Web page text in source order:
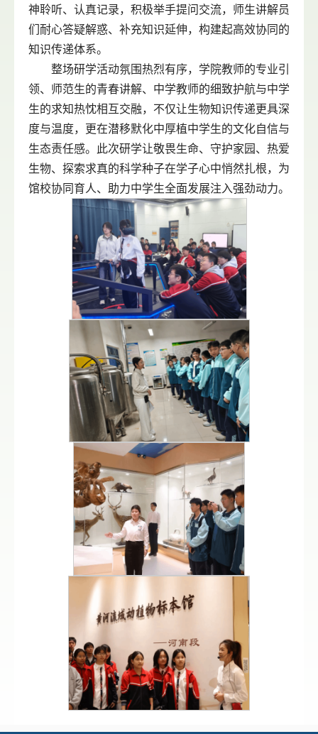
神聆听、认真记录，积极举手提问交流，师生讲解员
们耐心答疑解惑、补充知识延伸，构建起高效协同的
知识传递体系。
整场研学活动氛围热烈有序，学院教师的专业引
领、师范生的青春讲解、中学教师的细致护航与中学
生的求知热忱相互交融，不仅让生物知识传递更具深
度与温度，更在潜移默化中厚植中学生的文化自信与
生态责任感。此次研学让敬畏生命、守护家园、热爱
生物、探索求真的科学种子在学子心中悄然扎根，为
馆校协同育人、助力中学生全面发展注入强劲动力。